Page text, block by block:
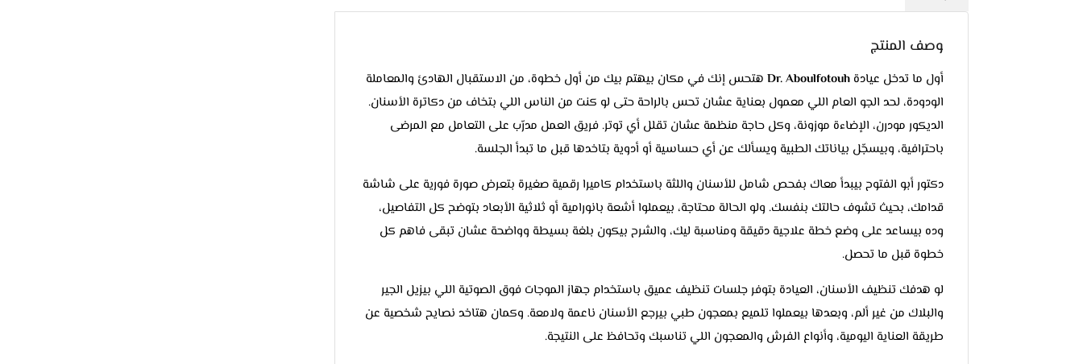
وصف المنتج
أول ما تدخل عيادة Dr. Aboulfotouh هتحس إنك في مكان بيهتم بيك من أول خطوة، من الاستقبال الهادئ والمعاملة
الودودة، لحد الجو العام اللي معمول بعناية عشان تحس بالراحة حتى لو كنت من الناس اللي بتخاف من دكاترة الأسنان.
الديكور مودرن، الإضاءة موزونة، وكل حاجة منظمة عشان تقلل أي توتر. فريق العمل مدرّب على التعامل مع المرضى
باحترافية، وبيسجّل بياناتك الطبية ويسألك عن أي حساسية أو أدوية بتاخدها قبل ما تبدأ الجلسة.
دكتور أبو الفتوح بيبدأ معاك بفحص شامل للأسنان واللثة باستخدام كاميرا رقمية صغيرة بتعرض صورة فورية على شاشة
قدامك، بحيث تشوف حالتك بنفسك. ولو الحالة محتاجة، بيعملوا أشعة بانورامية أو ثلاثية الأبعاد بتوضح كل التفاصيل،
وده بيساعد على وضع خطة علاجية دقيقة ومناسبة ليك، والشرح بيكون بلغة بسيطة وواضحة عشان تبقى فاهم كل
خطوة قبل ما تحصل.
لو هدفك تنظيف الأسنان، العيادة بتوفر جلسات تنظيف عميق باستخدام جهاز الموجات فوق الصوتية اللي بيزيل الجير
والبلاك من غير ألم، وبعدها بيعملوا تلميع بمعجون طبي بيرجع الأسنان ناعمة ولامعة. وكمان هتاخد نصايح شخصية عن
طريقة العناية اليومية، وأنواع الفرش والمعجون اللي تناسبك وتحافظ على النتيجة.